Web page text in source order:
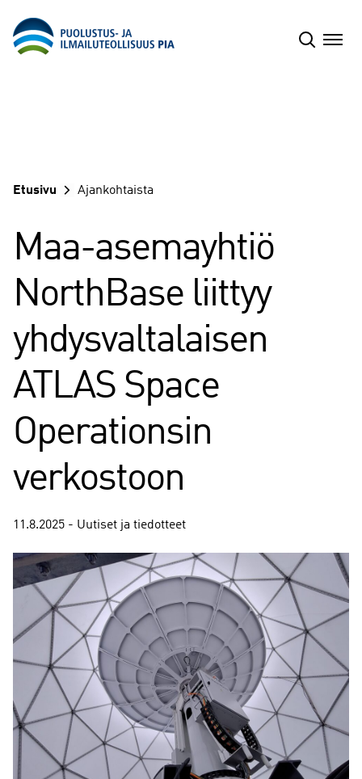
sisältöön
Etusivu Ajankohtaista
Maa-asemayhtiö
NorthBase liittyy
yhdysvaltalaisen
ATLAS Space
Operationsin
verkostoon
11.8.2025 - Uutiset ja tiedotteet